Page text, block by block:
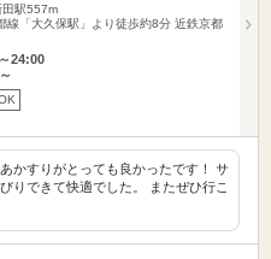
田駅557m
線「大久保駅」より徒歩約8分 近鉄京都
24:00
かすりがとっても良かったです！ サ
りできて快適でした。 またぜひ行こ